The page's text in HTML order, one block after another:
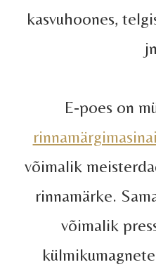
kasvuhoones,
E-poes on
võimalik
rinnamärke.
võimalik